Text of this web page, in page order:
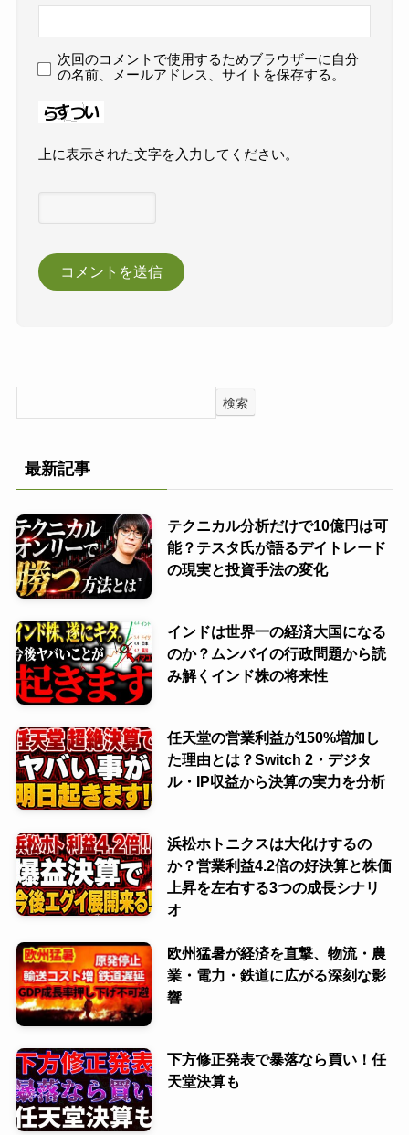
次回のコメントで使用するためブラウザーに自分
の名前、メールアドレス、サイトを保存する。
上に表示された文字を入力してください。
検索
最新記事
テクニカル分析だけで10億円は可
能？テスタ氏が語るデイトレード
の現実と投資手法の変化
インドは世界一の経済大国になる
のか？ムンバイの行政問題から読
み解くインド株の将来性
任天堂の営業利益が150%増加し
た理由とは？Switch 2・デジタ
ル・IP収益から決算の実力を分析
浜松ホトニクスは大化けするの
か？営業利益4.2倍の好決算と株価
上昇を左右する3つの成長シナリ
オ
欧州猛暑が経済を直撃、物流・農
業・電力・鉄道に広がる深刻な影
響
下方修正発表で暴落なら買い！任
天堂決算も